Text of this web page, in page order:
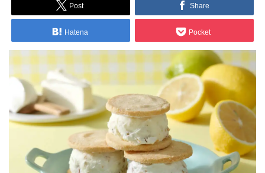
Post Share
Hatena Pocket